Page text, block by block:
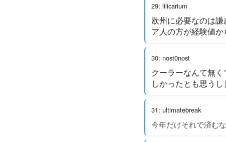
29: lilicarium
欧州に必要なのは
ア人の方が経験値か
30: nost0nost
クーラーなんて無
しかったとも思う
31: ultimatebreak
今年だけそれで済む